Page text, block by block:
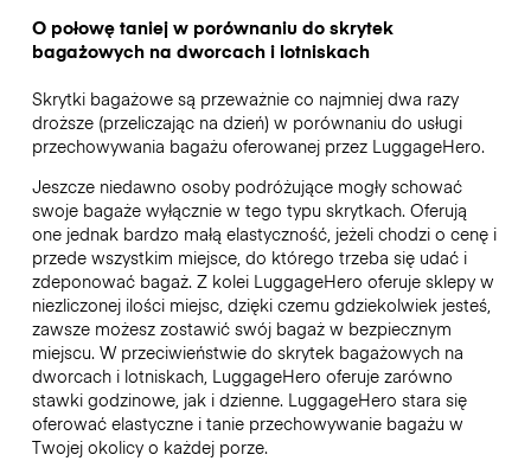
O połowę taniej w porównaniu do skrytek
bagażowych na dworcach i lotniskach
Skrytki bagażowe są przeważnie co najmniej dwa razy
droższe (przeliczając na dzień) w porównaniu do usługi
przechowywania bagażu oferowanej przez LuggageHero.
Jeszcze niedawno osoby podróżujące mogły schować
swoje bagaże wyłącznie w tego typu skrytkach. Oferują
one jednak bardzo małą elastyczność, jeżeli chodzi o cenę i
przede wszystkim miejsce, do którego trzeba się udać i
zdeponować bagaż. Z kolei LuggageHero oferuje sklepy w
niezliczonej ilości miejsc, dzięki czemu gdziekolwiek jesteś,
zawsze możesz zostawić swój bagaż w bezpiecznym
miejscu. W przeciwieństwie do skrytek bagażowych na
dworcach i lotniskach, LuggageHero oferuje zarówno
stawki godzinowe, jak i dzienne. LuggageHero stara się
oferować elastyczne i tanie przechowywanie bagażu w
Twojej okolicy o każdej porze.